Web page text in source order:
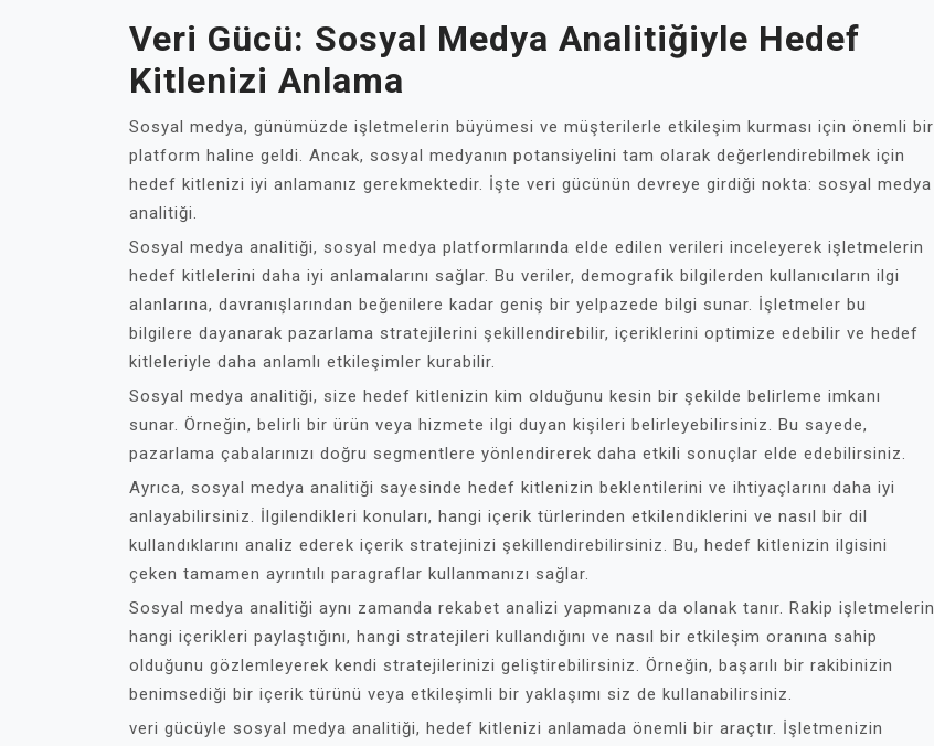
Veri Gücü: Sosyal Medya Analitiğiyle Hedef
Kitlenizi Anlama
Sosyal medya, günümüzde işletmelerin büyümesi ve müşterilerle etkileşim kurması için önemli bir
platform haline geldi. Ancak, sosyal medyanın potansiyelini tam olarak değerlendirebilmek için
hedef kitlenizi iyi anlamanız gerekmektedir. İşte veri gücünün devreye girdiği nokta: sosyal medya
analitiği.
Sosyal medya analitiği, sosyal medya platformlarında elde edilen verileri inceleyerek işletmelerin
hedef kitlelerini daha iyi anlamalarını sağlar. Bu veriler, demografik bilgilerden kullanıcıların ilgi
alanlarına, davranışlarından beğenilere kadar geniş bir yelpazede bilgi sunar. İşletmeler bu
bilgilere dayanarak pazarlama stratejilerini şekillendirebilir, içeriklerini optimize edebilir ve hedef
kitleleriyle daha anlamlı etkileşimler kurabilir.
Sosyal medya analitiği, size hedef kitlenizin kim olduğunu kesin bir şekilde belirleme imkanı
sunar. Örneğin, belirli bir ürün veya hizmete ilgi duyan kişileri belirleyebilirsiniz. Bu sayede,
pazarlama çabalarınızı doğru segmentlere yönlendirerek daha etkili sonuçlar elde edebilirsiniz.
Ayrıca, sosyal medya analitiği sayesinde hedef kitlenizin beklentilerini ve ihtiyaçlarını daha iyi
anlayabilirsiniz. İlgilendikleri konuları, hangi içerik türlerinden etkilendiklerini ve nasıl bir dil
kullandıklarını analiz ederek içerik stratejinizi şekillendirebilirsiniz. Bu, hedef kitlenizin ilgisini
çeken tamamen ayrıntılı paragraflar kullanmanızı sağlar.
Sosyal medya analitiği aynı zamanda rekabet analizi yapmanıza da olanak tanır. Rakip işletmelerin
hangi içerikleri paylaştığını, hangi stratejileri kullandığını ve nasıl bir etkileşim oranına sahip
olduğunu gözlemleyerek kendi stratejilerinizi geliştirebilirsiniz. Örneğin, başarılı bir rakibinizin
benimsediği bir içerik türünü veya etkileşimli bir yaklaşımı siz de kullanabilirsiniz.
veri gücüyle sosyal medya analitiği, hedef kitlenizi anlamada önemli bir araçtır. İşletmenizin